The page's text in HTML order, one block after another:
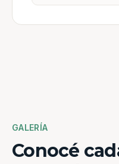
GALERÍA
Conocé